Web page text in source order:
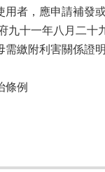
者，應申請補發或
十一年八月二十
繳附利害關係證明
條例